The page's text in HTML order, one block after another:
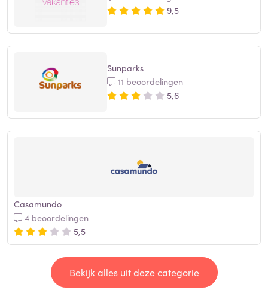
9,5
Sunparks
11 beoordelingen
5,6
Casamundo
4 beoordelingen
5,5
Bekijk alles uit deze categorie